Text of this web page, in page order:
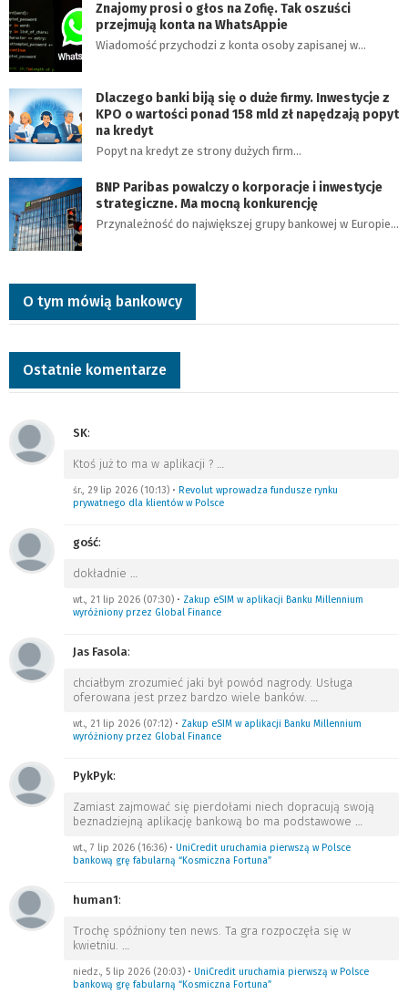
Znajomy prosi o głos na Zofię. Tak oszuści
przejmują konta na WhatsAppie
Wiadomość przychodzi z konta osoby zapisanej w…
Dlaczego banki biją się o duże firmy. Inwestycje z
KPO o wartości ponad 158 mld zł napędzają popyt
na kredyt
Popyt na kredyt ze strony dużych firm…
BNP Paribas powalczy o korporacje i inwestycje
strategiczne. Ma mocną konkurencję
Przynależność do największej grupy bankowej w Europie…
O tym mówią bankowcy
Ostatnie komentarze
SK:
Ktoś już to ma w aplikacji ? …
śr., 29 lip 2026 (10:13) • Revolut wprowadza fundusze rynku
prywatnego dla klientów w Polsce
gość:
dokładnie …
wt., 21 lip 2026 (07:30) • Zakup eSIM w aplikacji Banku Millennium
wyróżniony przez Global Finance
Jas Fasola:
chciałbym zrozumieć jaki był powód nagrody. Usługa
oferowana jest przez bardzo wiele banków. …
wt., 21 lip 2026 (07:12) • Zakup eSIM w aplikacji Banku Millennium
wyróżniony przez Global Finance
PykPyk:
Zamiast zajmować się pierdołami niech dopracują swoją
beznadziejną aplikację bankową bo ma podstawowe …
wt., 7 lip 2026 (16:36) • UniCredit uruchamia pierwszą w Polsce
bankową grę fabularną “Kosmiczna Fortuna”
human1:
Trochę spóźniony ten news. Ta gra rozpoczęła się w
kwietniu. …
niedz., 5 lip 2026 (20:03) • UniCredit uruchamia pierwszą w Polsce
bankową grę fabularną “Kosmiczna Fortuna”